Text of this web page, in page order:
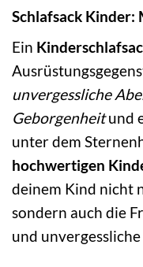
Schlafsack Kinder:
Ein
unvergessliche
Geborgenheitund
unter dem
hochwertigen
deinem Kind nicht
sondern auch die
und